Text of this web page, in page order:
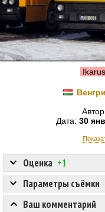
Дата: 30
Оценка +1
Параметры съёмки
Ваш комментарий